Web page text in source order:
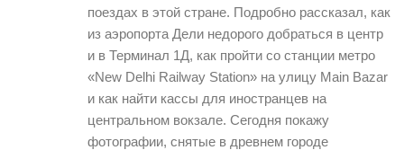
поездах в этой стране. Подробно рассказал, как
из аэропорта Дели недорого добраться в центр
и в Терминал 1Д, как пройти со станции метро
«New Delhi Railway Station» на улицу Main Bazar
и как найти кассы для иностранцев на
центральном вокзале. Сегодня покажу
фотографии, снятые в древнем городе